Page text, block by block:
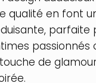
qualité en font
parfaite
passionnés
de